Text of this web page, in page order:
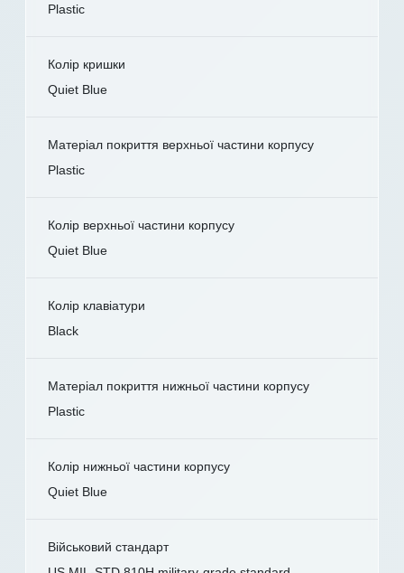
Plastic
Колір кришки
Quiet Blue
Матеріал покриття верхньої частини корпусу
Plastic
Колір верхньої частини корпусу
Quiet Blue
Колір клавіатури
Black
Матеріал покриття нижньої частини корпусу
Plastic
Колір нижньої частини корпусу
Quiet Blue
Військовий стандарт